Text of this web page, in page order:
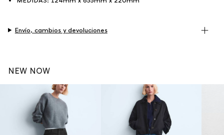
Envío, cambios y devoluciones
NEW NOW